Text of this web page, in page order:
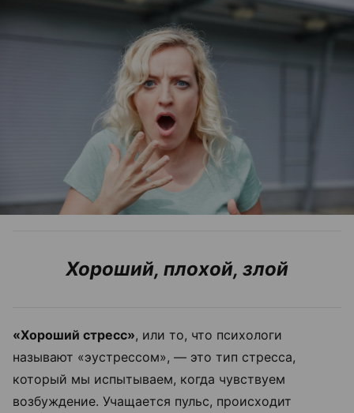
Хороший, плохой, злой
«Хороший стресс», или то, что психологи
называют «эустрессом», — это тип стресса,
который мы испытываем, когда чувствуем
возбуждение. Учащается пульс, происходит